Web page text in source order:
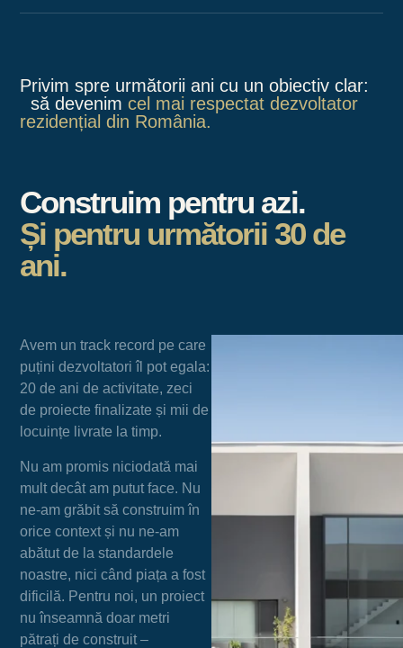
Privim spre următorii ani cu un obiectiv clar:
să devenimcel mai respectat dezvoltator
rezidențial din România.
Construim pentru azi.
Și pentru următorii 30 de
ani.
Avem un track record pe care
puțini dezvoltatori îl pot egala:
20 de ani de activitate, zeci
de proiecte finalizate și mii de
locuințe livrate la timp.
Nu am promis niciodată mai
mult decât am putut face. Nu
ne-am grăbit să construim în
orice context și nu ne-am
abătut de la standardele
noastre, nici când piața a fost
dificilă. Pentru noi, un proiect
nu înseamnă doar metri
pătrați de construit –